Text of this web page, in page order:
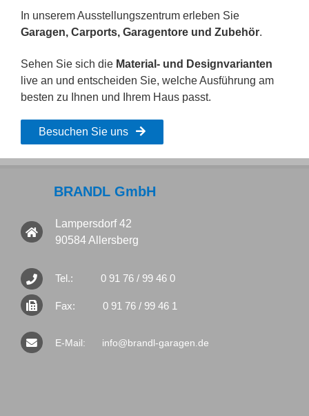
In unserem Ausstellungszentrum erleben Sie
Garagen, Carports, Garagentore und Zubehör.
Sehen Sie sich die Material- und Designvarianten
live an und entscheiden Sie, welche Ausführung am
besten zu Ihnen und Ihrem Haus passt.
Besuchen Sie uns
BRANDL GmbH
Lampersdorf 42
90584 Allersberg
Tel.: 0 91 76 / 99 46 0
Fax: 0 91 76 / 99 46 1
E-Mail: info@brandl-garagen.de